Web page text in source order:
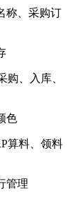
称、采购订
购、入库、
色
算料、领料
管理